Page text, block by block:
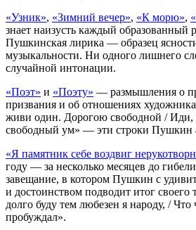
«Узник», «Зимний вечер», «К морю»,
знает наизусть каждый образованный
Пушкинская лирика — образец
музыкальности. Ни одного лишнего
случайной интонации.
«Поэт» и «Поэту» — размышления о
призвания и об отношениях
живи один. Дорогою свободной / Иди,
свободный ум» — эти строки Пушкин
«Я памятник себе воздвиг
году — за несколько месяцев до
завещание, в котором Пушкин с
и достоинством подводит итог своего
долго буду тем любезен я народу, /
пробуждал».